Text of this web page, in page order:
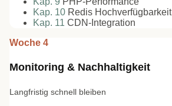
Kap. 10 Redis Hochverfügbarkeit
Kap. 11 CDN-Integration
Woche 4
Monitoring & Nachhaltigkeit
Langfristig schnell bleiben